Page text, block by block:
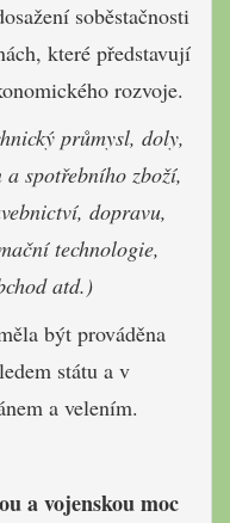
soběstačnosti
které představují
rozvoje.
průmysl, doly,
spotřebního zboží,
dopravu,
technologie,
atd.)
být prováděna
státu a v
a velením.
a vojenskou moc